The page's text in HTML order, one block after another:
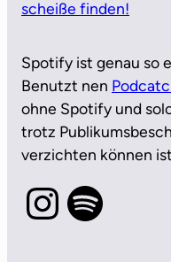
scheiße finden!
Spotify ist genau so
Benutzt nen
ohne Spotify und
trotz
verzichten können ist
Instagram Spotify